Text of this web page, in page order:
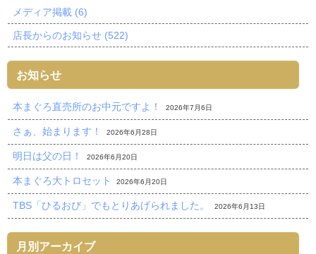
メディア掲載 (6)
店長からのお知らせ (522)
お知らせ
本まぐろ直売所のお中元ですよ！ 2026年7月6日
さぁ、始まります！ 2026年6月28日
明日は父の日！ 2026年6月20日
本まぐろ大トロセット 2026年6月20日
TBS「ひるおび」でもとりあげられました。 2026年6月13日
月別アーカイブ